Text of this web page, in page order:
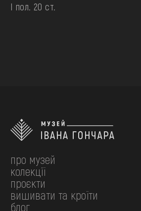
І пол. 20 ст.
про музей
колекції
проєкти
вишивати та кроїти
блог